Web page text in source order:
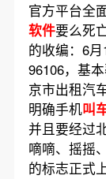
官方平台全
软件要么死
的收编：6
96106，基
京市出租汽
明确手机叫
并且要经过
嘀嘀、摇摇
的标志正式